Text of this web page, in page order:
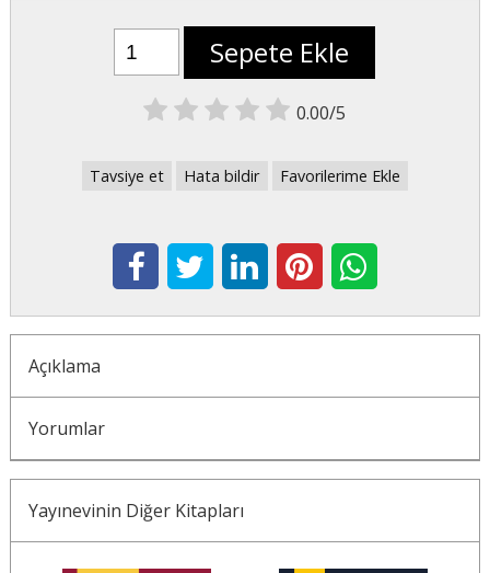
Sepete Ekle
0.00/5
Tavsiye et Hata bildir Favorilerime Ekle
Açıklama
Yorumlar
Yayınevinin Diğer Kitapları